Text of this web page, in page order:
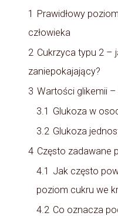
1 Prawidłowy
człowieka
2 Cukrzyca typu 2 –
zaniepokajający?
3 Wartości glikemii
3.1 Glukoza w
3.2 Glukoza
4 Często zadawane
4.1 Jak często
poziom cukru we
4.2 Co oznacza